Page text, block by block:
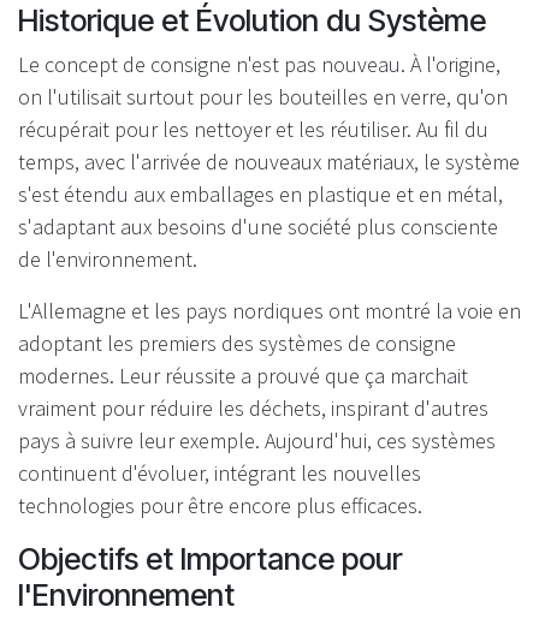
Historique et Évolution du Système
Le concept de consigne n'est pas nouveau. À l'origine,
on l'utilisait surtout pour les bouteilles en verre, qu'on
récupérait pour les nettoyer et les réutiliser. Au fil du
temps, avec l'arrivée de nouveaux matériaux, le système
s'est étendu aux emballages en plastique et en métal,
s'adaptant aux besoins d'une société plus consciente
de l'environnement.
L'Allemagne et les pays nordiques ont montré la voie en
adoptant les premiers des systèmes de consigne
modernes. Leur réussite a prouvé que ça marchait
vraiment pour réduire les déchets, inspirant d'autres
pays à suivre leur exemple. Aujourd'hui, ces systèmes
continuent d'évoluer, intégrant les nouvelles
technologies pour être encore plus efficaces.
Objectifs et Importance pour
l'Environnement